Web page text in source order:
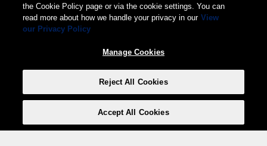
the Cookie Policy page or via the cookie settings. You can
read more about how we handle your privacy in our View
our Privacy Policy
Manage Cookies
Reject All Cookies
Accept All Cookies